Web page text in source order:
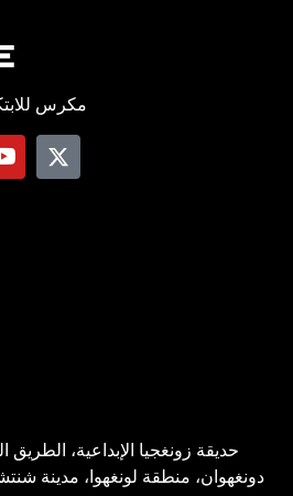
مكرس
دونغهوان، منطقة لونغهوا، مدينة